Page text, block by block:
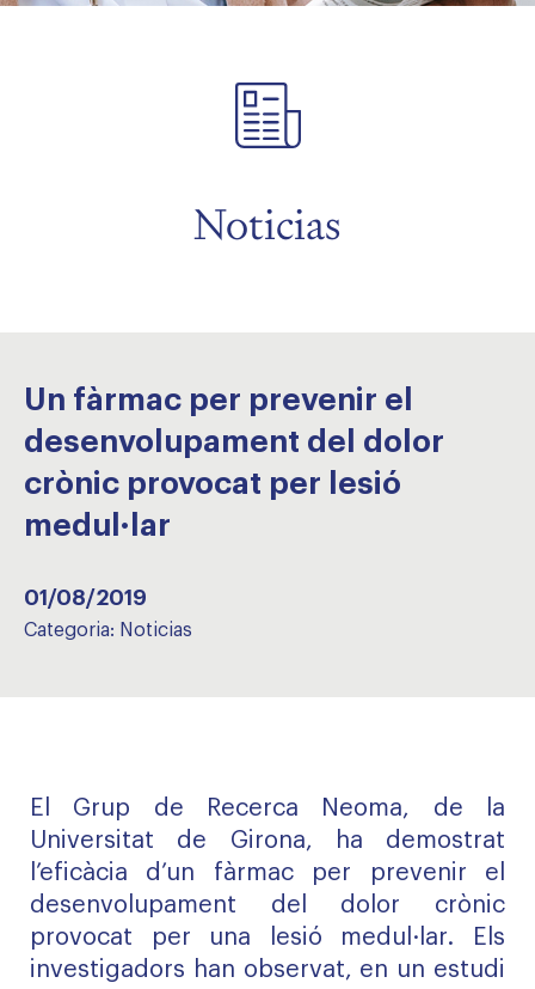
Noticias
Un fàrmac per prevenir el
desenvolupament del dolor
crònic provocat per lesió
medul·lar
01/08/2019
Categoria: Noticias
El Grup de Recerca Neoma, de la
Universitat de Girona, ha demostrat
l’eficàcia d’un fàrmac per prevenir el
desenvolupament del dolor crònic
provocat per una lesió medul·lar. Els
investigadors han observat, en un estudi